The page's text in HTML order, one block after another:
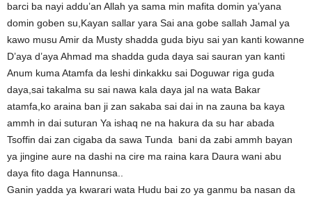
barci ba nayi addu’an Allah ya sama min mafita domin ya’yana
domin goben su,Kayan sallar yara Sai ana gobe sallah Jamal ya
kawo musu Amir da Musty shadda guda biyu sai yan kanti kowanne
D’aya d’aya Ahmad ma shadda guda daya sai sauran yan kanti
Anum kuma Atamfa da leshi dinkakku sai Doguwar riga guda
daya,sai takalma su sai nawa kala daya jal na wata Bakar
atamfa,ko araina ban ji zan sakaba sai dai in na zauna ba kaya
ammh in dai suturan Ya ishaq ne na hakura da su har abada
Tsoffin dai zan cigaba da sawa Tunda bani da zabi ammh bayan
ya jingine aure na dashi na cire ma raina kara Daura wani abu
daya fito daga Hannunsa..
Ganin yadda ya kwarari wata Hudu bai zo ya ganmu ba nasan da